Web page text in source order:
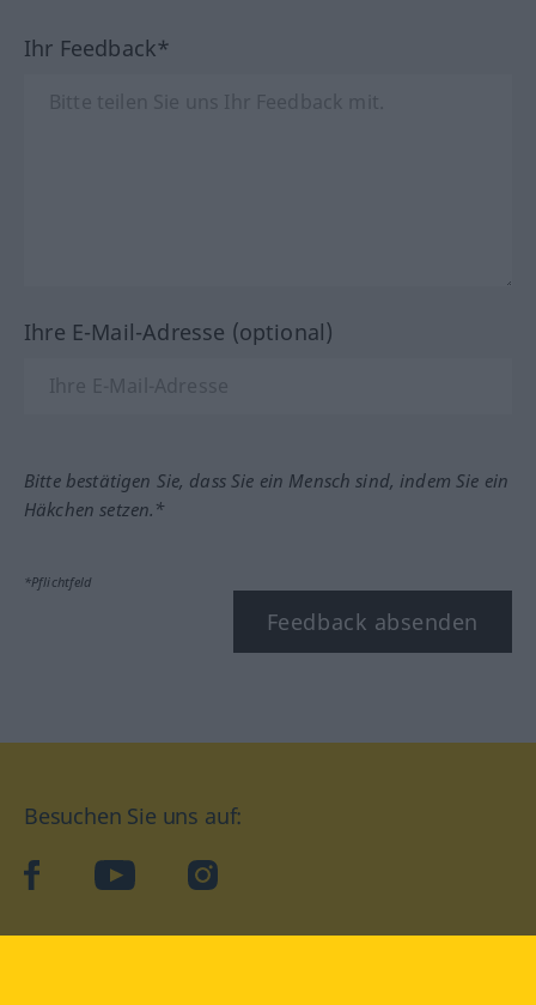
Ihr Feedback*
Ihre E-Mail-Adresse (optional)
Bitte bestätigen Sie, dass Sie ein Mensch sind, indem Sie ein
Häkchen setzen.*
*Pflichtfeld
Feedback absenden
Besuchen Sie uns auf:
facebookYouTube Instagram